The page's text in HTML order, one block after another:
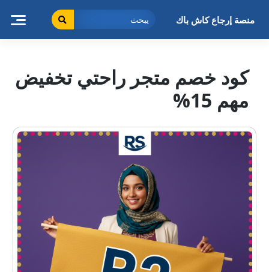
منصة إرجاع كاش باك
كود خصم متجر راحتي تخفيض
مهم 15%